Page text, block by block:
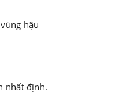
hậu
nhất định.